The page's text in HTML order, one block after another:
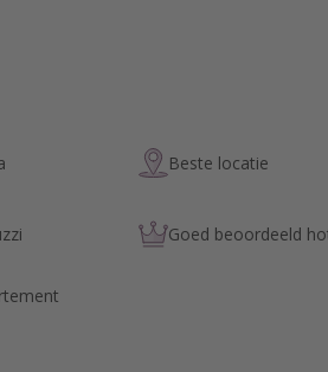
Beste locatie
Goed beoordeeld